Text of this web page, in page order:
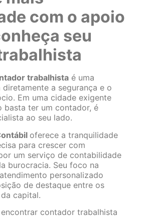
com o apoio
seu
trabalhista é uma
a segurança e o
Em uma cidade exigente
basta ter um contador, é
ao seu lado.
oferece a tranquilidade
para crescer com
um serviço de contabilidade
burocracia. Seu foco na
personalizado
de destaque entre os
capital.
contador trabalhista